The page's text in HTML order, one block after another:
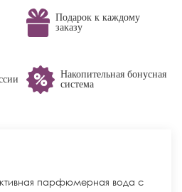
Подарок к каждому
заказу
Накопительная бонусная
система
парфюмерная вода с